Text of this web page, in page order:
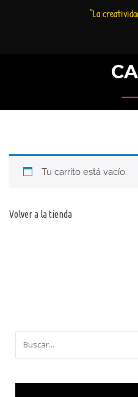
“La
Tu carrito está vacío.
Volver a la tienda